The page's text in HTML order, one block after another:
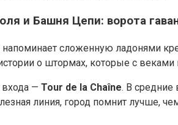
и Башня Цепи: ворота
напоминает сложенную ладонями
о штормах, которые с веками
входа — Tour de la Chaîne. В средние
линия, город помнит лучше,